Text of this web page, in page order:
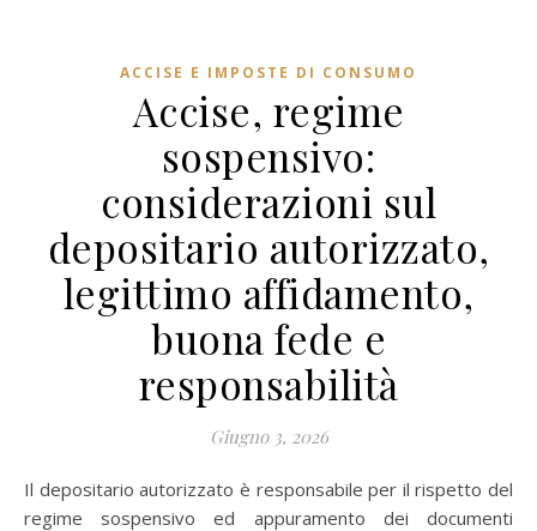
ACCISE E IMPOSTE DI CONSUMO
Accise, regime
sospensivo:
considerazioni sul
depositario autorizzato,
legittimo affidamento,
buona fede e
responsabilità
Giugno 3, 2026
Il depositario autorizzato è responsabile per il rispetto del
regime sospensivo ed appuramento dei documenti